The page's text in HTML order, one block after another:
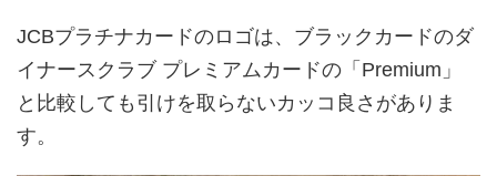
JCBプラチナカードのロゴは、ブラックカードのダ
イナースクラブ プレミアムカードの「Premium」
と比較しても引けを取らないカッコ良さがありま
す。